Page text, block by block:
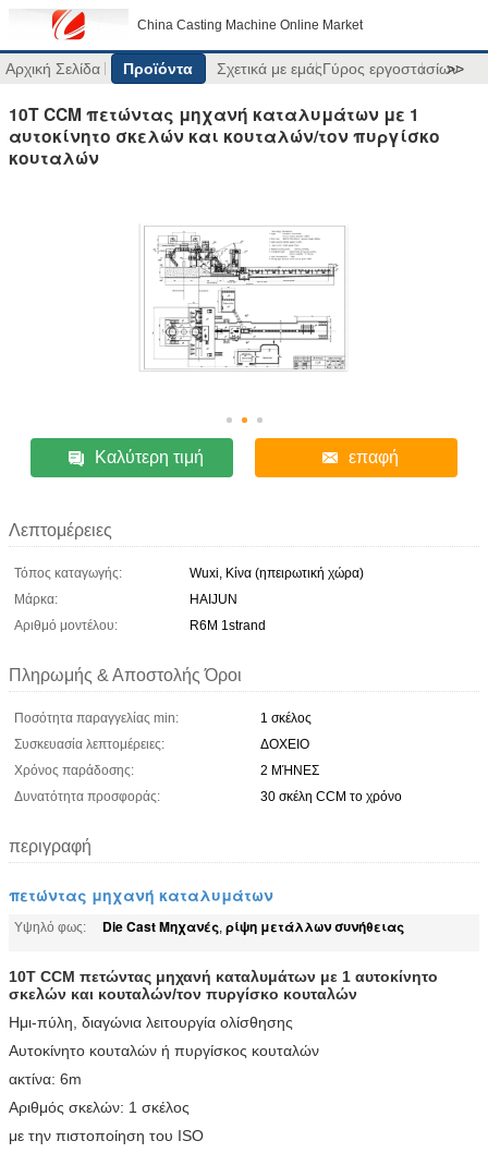
China Casting Machine Online Market
Αρχική Σελίδα Προϊόντα Σχετικά με εμάςΓύρος εργοστασίων
>>
10T CCM πετώντας μηχανή καταλυμάτων με 1
αυτοκίνητο σκελών και κουταλών/τον πυργίσκο
κουταλών
Καλύτερη τιμή επαφή
Λεπτομέρειες
Τόπος καταγωγής:
Wuxi, Κίνα (ηπειρωτική χώρα)
Μάρκα:
HAIJUN
Αριθμό μοντέλου:
R6M 1strand
Πληρωμής & Αποστολής Όροι
Ποσότητα παραγγελίας min:
1 σκέλος
Συσκευασία λεπτομέρειες:
ΔΟΧΕΙΟ
Χρόνος παράδοσης:
2 ΜΉΝΕΣ
Δυνατότητα προσφοράς:
30 σκέλη CCM το χρόνο
περιγραφή
πετώντας μηχανή καταλυμάτων
Υψηλό φως: Die Cast Μηχανές, ρίψη μετάλλων συνήθειας
10T CCM πετώντας μηχανή καταλυμάτων με 1 αυτοκίνητο
σκελών και κουταλών/τον πυργίσκο κουταλών
Ημι-πύλη, διαγώνια λειτουργία ολίσθησης
Αυτοκίνητο κουταλών ή πυργίσκος κουταλών
ακτίνα: 6m
Αριθμός σκελών: 1 σκέλος
με την πιστοποίηση του ISO